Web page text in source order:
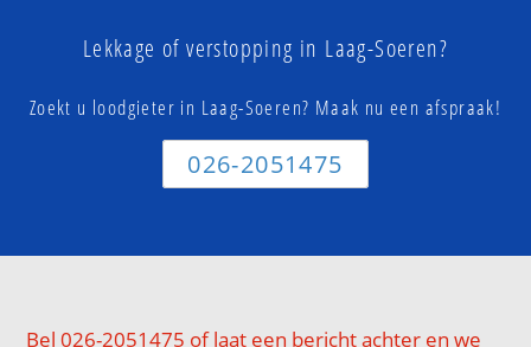
Lekkage of verstopping in Laag-Soeren?
Zoekt u loodgieter in Laag-Soeren? Maak nu een afspraak!
026-2051475
Bel 026-2051475 of laat een bericht achter en we